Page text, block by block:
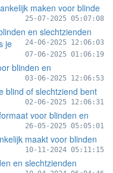
maken voor blinde
25-07-2025 05:07:08
en slechtzienden
24-06-2025 12:06:03
je
07-06-2025 01:06:19
blinden en
03-06-2025 12:06:53
blind of slechtziend bent
02-06-2025 12:06:31
voor blinden en
26-05-2025 05:05:01
maakt voor blinden
10-11-2024 05:11:15
en slechtzienden